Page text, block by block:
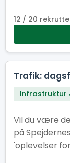
12 / 20
Trafik:
Infrastruktur
Vil du være
på
'oplevelser